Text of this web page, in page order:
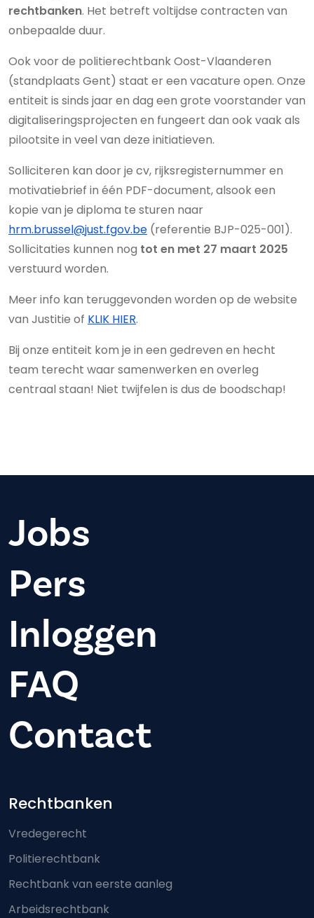
rechtbanken. Het betreft voltijdse contracten van
onbepaalde duur.
Ook voor de politierechtbank Oost-Vlaanderen
(standplaats Gent) staat er een vacature open. Onze
entiteit is sinds jaar en dag een grote voorstander van
digitaliseringsprojecten en fungeert dan ook vaak als
pilootsite in veel van deze initiatieven.
Solliciteren kan door je cv, rijksregisternummer en
motivatiebrief in één PDF-document, alsook een
kopie van je diploma te sturen naar
hrm.brussel@just.fgov.be (referentie BJP-025-001).
Sollicitaties kunnen nog tot en met 27 maart 2025
verstuurd worden.
Meer info kan teruggevonden worden op de website
van Justitie of KLIK HIER.
Bij onze entiteit kom je in een gedreven en hecht
team terecht waar samenwerken en overleg
centraal staan! Niet twijfelen is dus de boodschap!
Jobs
Pers
Inloggen
FAQ
Contact
Footer-menu
Rechtbanken
Vredegerecht
Politierechtbank
Rechtbank van eerste aanleg
Arbeidsrechtbank